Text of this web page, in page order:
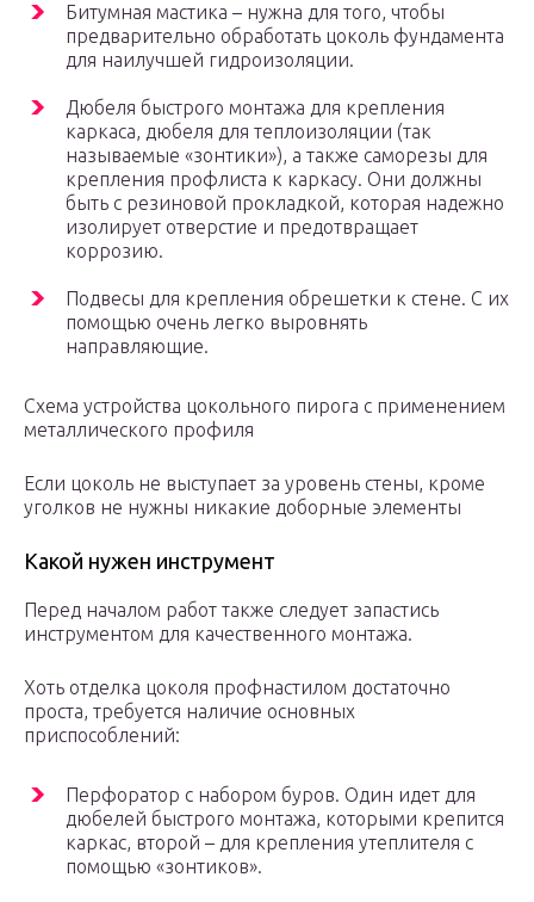
Битумная мастика – нужна для того, чтобы
предварительно обработать цоколь фундамента
для наилучшей гидроизоляции.
Дюбеля быстрого монтажа для крепления
каркаса, дюбеля для теплоизоляции (так
называемые «зонтики»), а также саморезы для
крепления профлиста к каркасу. Они должны
быть с резиновой прокладкой, которая надежно
изолирует отверстие и предотвращает
коррозию.
Подвесы для крепления обрешетки к стене. С их
помощью очень легко выровнять
направляющие.
Схема устройства цокольного пирога с применением
металлического профиля
Если цоколь не выступает за уровень стены, кроме
уголков не нужны никакие доборные элементы
Какой нужен инструмент
Перед началом работ также следует запастись
инструментом для качественного монтажа.
Хоть отделка цоколя профнастилом достаточно
проста, требуется наличие основных
приспособлений:
Перфоратор с набором буров. Один идет для
дюбелей быстрого монтажа, которыми крепится
каркас, второй – для крепления утеплителя с
помощью «зонтиков».